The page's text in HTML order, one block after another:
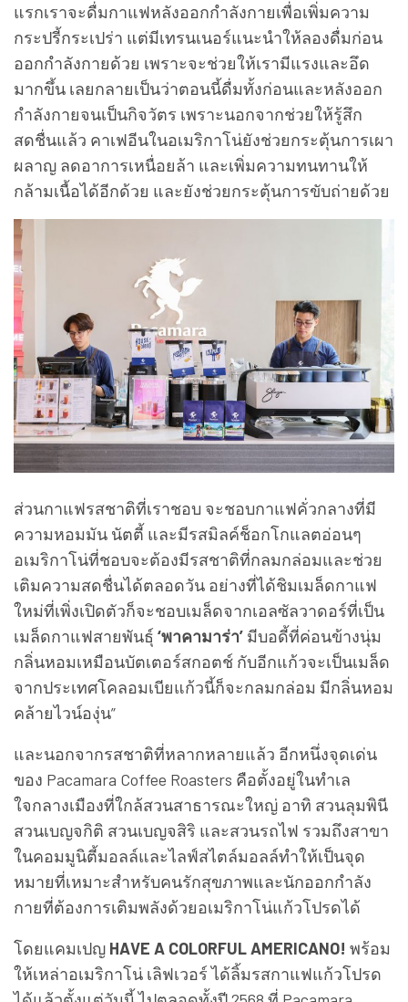
แรกเราจะดื่มกาแฟหลังออกกำลังกายเพื่อเพิ่มความ
กระปรี้กระเปร่า แต่มีเทรนเนอร์แนะนำให้ลองดื่มก่อน
ออกกำลังกายด้วย เพราะจะช่วยให้เรามีแรงและอึด
มากขึ้น เลยกลายเป็นว่าตอนนี้ดื่มทั้งก่อนและหลังออก
กำลังกายจนเป็นกิจวัตร เพราะนอกจากช่วยให้รู้สึก
สดชื่นแล้ว คาเฟอีนในอเมริกาโน่ยังช่วยกระตุ้นการเผา
ผลาญ ลดอาการเหนื่อยล้า และเพิ่มความทนทานให้
กล้ามเนื้อได้อีกด้วย และยังช่วยกระตุ้นการขับถ่ายด้วย
ส่วนกาแฟรสชาติที่เราชอบ จะชอบกาแฟคั่วกลางที่มี
ความหอมมัน นัตตี้ และมีรสมิลค์ช็อกโกแลตอ่อนๆ
อเมริกาโน่ที่ชอบจะต้องมีรสชาติที่กลมกล่อมและช่วย
เติมความสดชื่นได้ตลอดวัน อย่างที่ได้ชิมเมล็ดกาแฟ
ใหม่ที่เพิ่งเปิดตัวก็จะชอบเมล็ดจากเอลซัลวาดอร์ที่เป็น
เมล็ดกาแฟสายพันธุ์ ‘พาคามาร่า’ มีบอดี้ที่ค่อนข้างนุ่ม
กลิ่นหอมเหมือนบัตเตอร์สกอตช์ กับอีกแก้วจะเป็นเมล็ด
จากประเทศโคลอมเบียแก้วนี้ก็จะกลมกล่อม มีกลิ่นหอม
คล้ายไวน์องุ่น”
และนอกจากรสชาติที่หลากหลายแล้ว อีกหนึ่งจุดเด่น
ของ Pacamara Coffee Roasters คือตั้งอยู่ในทำเล
ใจกลางเมืองที่ใกล้สวนสาธารณะใหญ่ อาทิ สวนลุมพินี
สวนเบญจกิติ สวนเบญจสิริ และสวนรถไฟ รวมถึงสาขา
ในคอมมูนิตี้มอลล์และไลฟ์สไตล์มอลล์ทำให้เป็นจุด
หมายที่เหมาะสำหรับคนรักสุขภาพและนักออกกำลัง
กายที่ต้องการเติมพลังด้วยอเมริกาโน่แก้วโปรดได้
โดยแคมเปญ HAVE A COLORFUL AMERICANO! พร้อม
ให้เหล่าอเมริกาโน่ เลิฟเวอร์ ได้ลิ้มรสกาแฟแก้วโปรด